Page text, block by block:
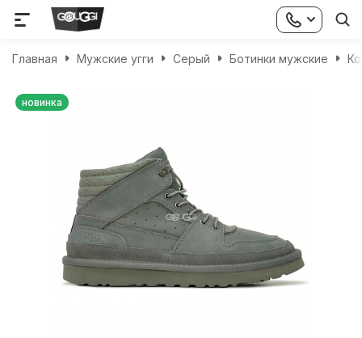
Главная Мужские угги Серый Ботинки мужские
новинка